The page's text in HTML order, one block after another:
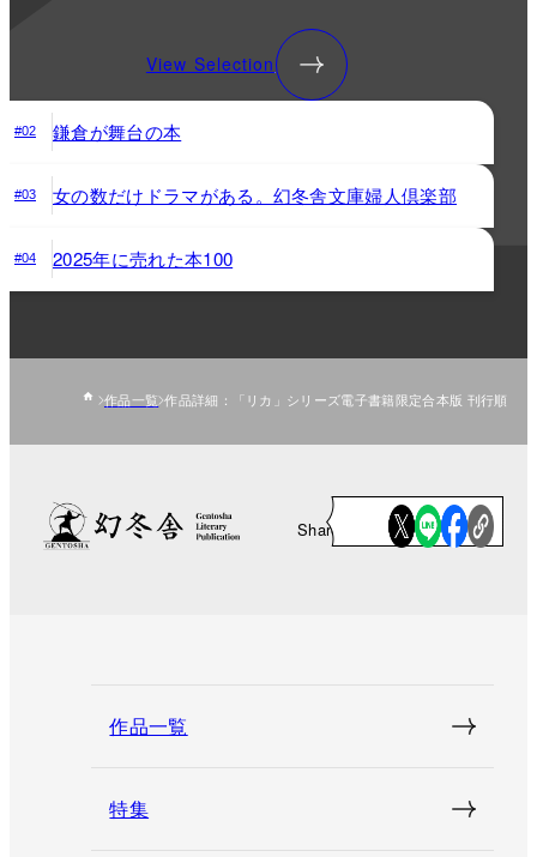
View Selection
#02 鎌倉が舞台の本
#03 女の数だけドラマがある。幻冬舎文庫婦人倶楽部
#04 2025年に売れた本100
作品一覧 作品詳細：「リカ」シリーズ電子書籍限定合本版 刊行順
Share
作品一覧
特集